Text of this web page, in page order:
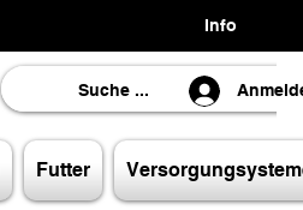
Info
Futter